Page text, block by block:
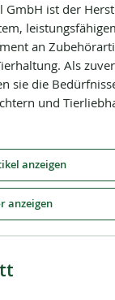
GmbH ist der
an
Als
sie die
und
anzeigen
anzeigen